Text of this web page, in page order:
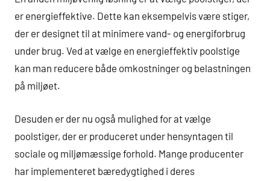
er energieffektive. Dette kan eksempelvis være stiger,
der er designet til at minimere vand- og energiforbrug
under brug. Ved at vælge en energieffektiv poolstige
kan man reducere både omkostninger og belastningen
på miljøet.
Desuden er der nu også mulighed for at vælge
poolstiger, der er produceret under hensyntagen til
sociale og miljømæssige forhold. Mange producenter
har implementeret bæredygtighed i deres